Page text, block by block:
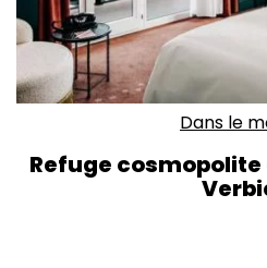
Dans le
Refuge